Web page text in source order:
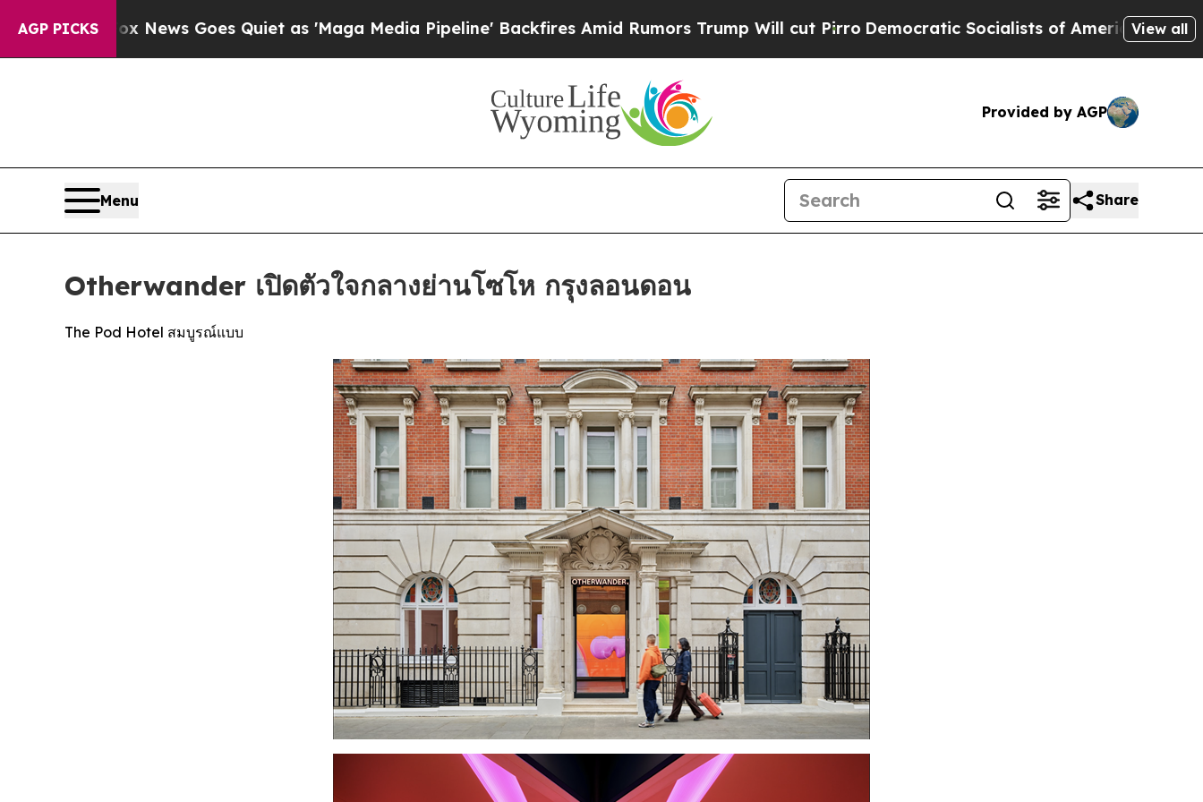
AGP PICKS
Goes Quiet as 'Maga Media Pipeline' Backfires Amid Rumors Trump Will cut Pirro Democratic Socialists of America Propose RadicalView all
Provided by AGP
Menu Share
Otherwander เปิดตัวใจกลางย่านโซโห กรุงลอนดอน
The Pod Hotel สมบูรณ์แบบ